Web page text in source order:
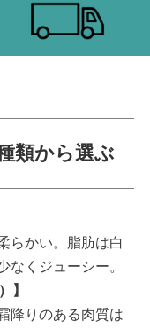
類から選ぶ
らかい。脂肪は白
なくジューシー。
】
降りのある肉質は